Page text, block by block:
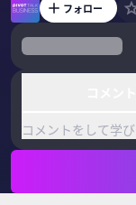
フォロー
コメントをして学